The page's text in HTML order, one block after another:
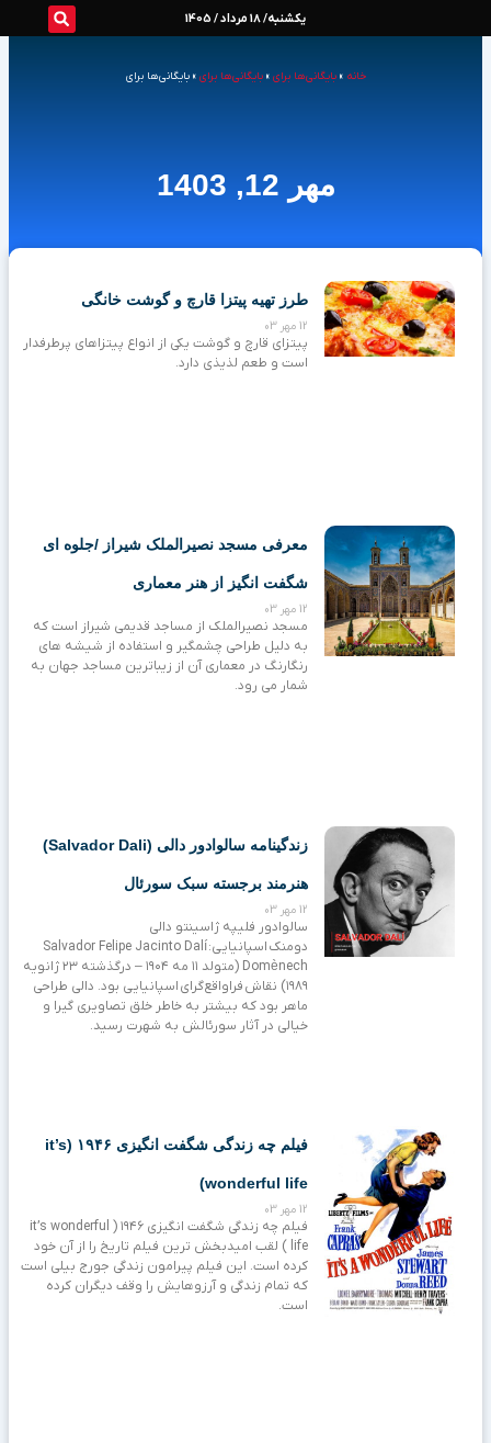
یکشنبه/ 18 مرداد / 1405
خانه »بایگانی‌ها برای »بایگانی‌ها برای »بایگانی‌ها برای
مهر 12, 1403
طرز تهیه پیتزا قارچ و گوشت خانگی
12 مهر 03
پیتزای قارچ و گوشت یکی از انواع پیتزاهای پرطرفدار
است و طعم لذیذی دارد.
معرفی مسجد نصیرالملک شیراز /جلوه ای
شگفت انگیز از هنر معماری
12 مهر 03
مسجد نصیرالملک از مساجد قدیمی شیراز است که
به دلیل طراحی چشمگیر و استفاده از شیشه های
رنگارنگ در معماری آن از زیباترین مساجد جهان به
شمار می رود.
زندگینامه سالوادور دالی (Salvador Dali)
هنرمند برجسته سبک سورئال
12 مهر 03
سالوادور فلیپه ژاسینتو دالی
دومنک اسپانیایی: Salvador Felipe Jacinto Dalí
Domènech‎ (متولد ۱۱ مه ۱۹۰۴ – درگذشته ۲۳ ژانویه
۱۹۸۹) نقاش فراواقع‌گرای اسپانیایی بود. دالی طراحی
ماهر بود که بیشتر به خاطر خلق تصاویری گیرا و
خیالی در آثار سورئالش به شهرت رسید.
فیلم چه زندگی شگفت انگیزی ۱۹۴۶ (it’s
wonderful life)
12 مهر 03
فیلم چه زندگی شگفت انگیزی ۱۹۴۶ ( it’s wonderful
life ) لقب امیدبخش ترین فیلم تاریخ را از آن خود
کرده است. این فیلم پیرامون زندگی جورج بیلی است
که تمام زندگی و آرزوهایش را وقف دیگران کرده
است.